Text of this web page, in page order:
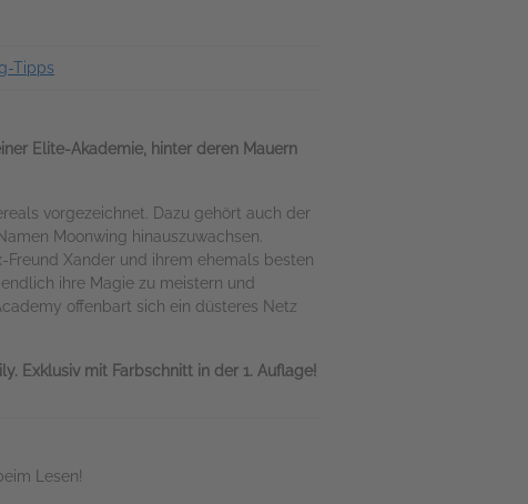
Tipps
Elite-Akademie, hinter deren Mauern
vorgezeichnet. Dazu gehört auch der
Moonwing hinauszuwachsen.
Xander und ihrem ehemals besten
ihre Magie zu meistern und
offenbart sich ein düsteres Netz
Exklusiv mit Farbschnitt in der 1. Auflage!
Lesen!